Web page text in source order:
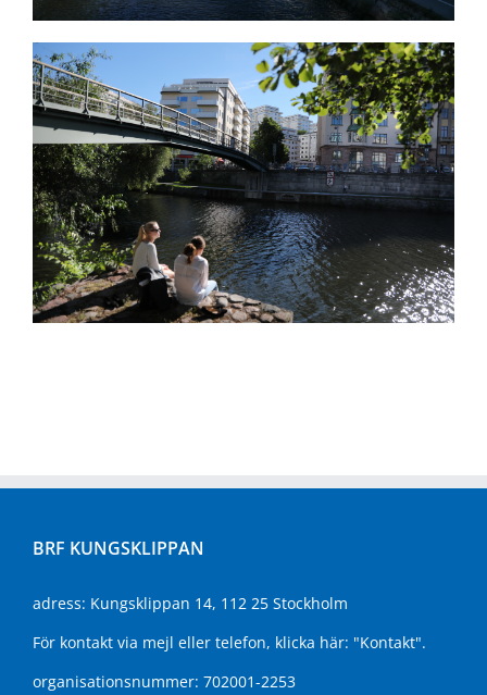
BRF KUNGSKLIPPAN
adress: Kungsklippan 14, 112 25 Stockholm
För kontakt via mejl eller telefon, klicka här: "Kontakt".
organisationsnummer: 702001-2253